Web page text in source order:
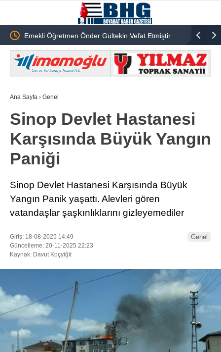
Emekli Öğretmen Ônder Gültekin Vefat Etmiştir Anahtar
Ana Sayfa › Genel
Sinop Devlet Hastanesi
Karşısında Büyük Yangın
Paniği
Sinop Devlet Hastanesi Karşısında Büyük
Yangın Panik yaşattı. Alevleri gören
vatandaşlar şaşkınlıklarını gizleyemediler
Giriş: 18-08-2025 14:49
Güncelleme: 20-11-2025 22:23
Kaynak: Davut Koçyiğit
Genel